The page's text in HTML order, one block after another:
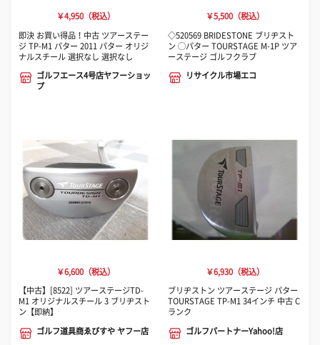
￥4,950（税込）
即決 お買い得品！中古 ツアーステー
ジ TP-M1 パター 2011 パター オリジ
ナルスチール 選択なし 選択なし
ゴルフエース4号店ヤフーショッ
プ
￥5,500（税込）
◇520569 BRIDESTONE ブリヂスト
ン ◯パター TOURSTAGE M-1P ツア
ーステージ ゴルフクラブ
リサイクル市場エコ
￥6,600（税込）
【中古】[8522] ツアーステージTD-
M1 オリジナルスチール 3 ブリヂスト
ン【即納】
ゴルフ道具商ゑびすや ヤフー店
￥6,930（税込）
ブリヂストン ツアーステージ パター
TOURSTAGE TP-M1 34インチ 中古 C
ランク
ゴルフパートナーYahoo!店